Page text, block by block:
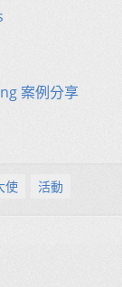
案例分享
使 活動